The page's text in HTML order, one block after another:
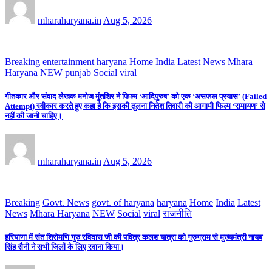
mharaharyana.in Aug 5, 2026
Breaking entertainment haryana Home India Latest News Mhara
Haryana NEW punjab Social viral
गीतकार और संवाद लेखक मनोज मुंतशिर ने फिल्म ‘आदिपुरुष’ को एक ‘असफल प्रयास’ (Failed
Attempt) स्वीकार करते हुए कहा है कि इसकी तुलना नितेश तिवारी की आगामी फिल्म ‘रामायण’ से
नहीं की जानी चाहिए।
mharaharyana.in Aug 5, 2026
Breaking Govt. News govt. of haryana haryana Home India Latest
News Mhara Haryana NEW Social viral राजनीति
हरियाणा में संत शिरोमणि गुरु रविदास जी की पवित्र कलश यात्रा को गुरुग्राम से मुख्यमंत्री नायब
सिंह सैनी ने सभी जिलों के लिए रवाना किया।